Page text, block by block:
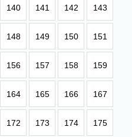
140 141 142 143
148 149 150 151
156 157 158 159
164 165 166 167
172 173 174 175